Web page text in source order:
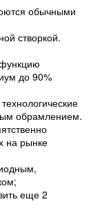
обычными
створкой.
до 90%
обрамлением.
на рынке
еще 2